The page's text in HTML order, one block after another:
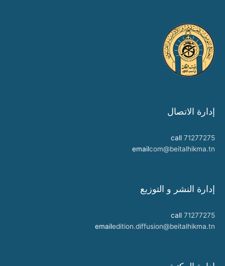
إدارة الاتصال
call 71277275
emailcom@beitalhikma.tn
إدارة النشر و التوزيع
call 71277275
emailedition.diffusion@beitalhikma.tn